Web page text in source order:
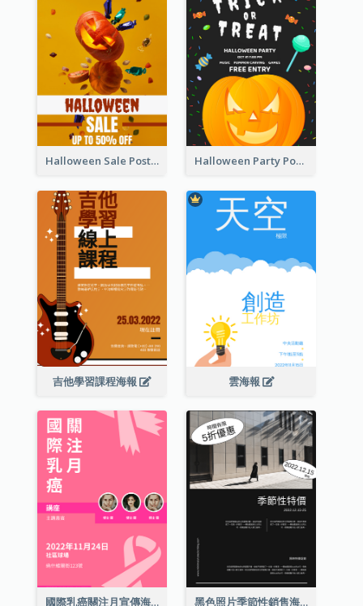
Halloween Sale Poster Halloween Party Poster
吉他學習課程海報 雲海報
國際乳癌關注月宣傳海報 黑色照片季節性銷售海報